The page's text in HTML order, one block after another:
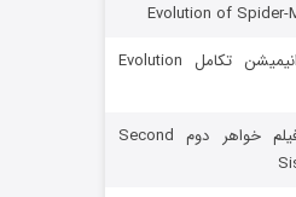
رویایی برای تو
Evolution of Spider-
دانلود انیمیشن تکامل Evolution
دانلود فیلم خواهر دوم Second